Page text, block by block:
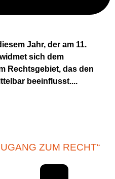
Jahr, der am 11.
sich dem
Rechtsgebiet, das den
beeinflusst....
ZUM RECHT“